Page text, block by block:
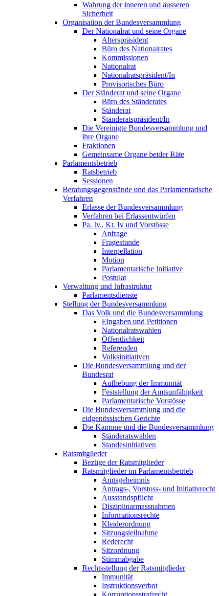
Wahrung der inneren und äusseren
Sicherheit
Organisation der Bundesversammlung
Der Nationalrat und seine Organe
Alterspräsident
Büro des Nationalrates
Kommissionen
Nationalrat
Nationalratspräsident/In
Provisorisches Büro
Der Ständerat und seine Organe
Büro des Ständerates
Ständerat
Ständeratspräsident/In
Die Vereinigte Bundesversammlung und
ihre Organe
Fraktionen
Gemeinsame Organe beider Räte
Parlamentsbetrieb
Ratsbetrieb
Sessionen
Beratungsgegenstände und das Parlamentarische
Verfahren
Erlasse der Bundesversammlung
Verfahren bei Erlassentwürfen
Pa. Iv., Kt. Iv und Vorstösse
Anfrage
Fragestunde
Interpellation
Motion
Parlamentarische Initiative
Postulat
Verwaltung und Infrastruktur
Parlamentsdienste
Stellung der Bundesversammlung
Das Volk und die Bundesversammlung
Eingaben und Petitionen
Nationalratswahlen
Öffentlichkeit
Referenden
Volksinitiativen
Die Bundesversammlung und der
Bundesrat
Aufhebung der Immunität
Feststellung der Amtsunfähigkeit
Parlamentarische Vorstösse
Die Bundesversammlung und die
eidgenössischen Gerichte
Die Kantone und die Bundesversammlung
Ständeratswahlen
Standesinitiativen
Ratsmitglieder
Bezüge der Ratsmitglieder
Ratsmitglieder im Parlamentsbetrieb
Amtsgeheimnis
Antrags-, Vorstoss- und Initiativrecht
Ausstandspflicht
Disziplinarmassnahmen
Informationsrechte
Kleiderordnung
Sitzungsteilnahme
Rederecht
Sitzordnung
Stimmabgabe
Rechtsstellung der Ratsmitglieder
Immunität
Instruktionsverbot